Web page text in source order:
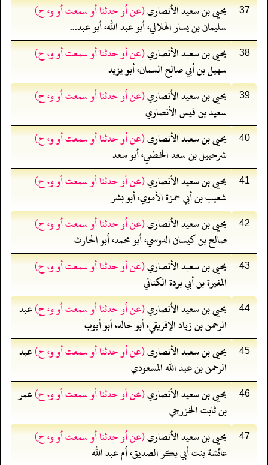
37 يحيى بن سعيد الأنصاري(عن أو حدثنا أو سمعت أو و، ح)
سليمان بن يسار الهلالي، أبو عبد الله، أبو عبد...
38 يحيى بن سعيد الأنصاري(عن أو حدثنا أو سمعت أو و، ح)
سهيل بن أبي صالح السمان، أبو يزيد
39 يحيى بن سعيد الأنصاري(عن أو حدثنا أو سمعت أو و، ح)
سعيد بن قيس الأنصاري
40 يحيى بن سعيد الأنصاري(عن أو حدثنا أو سمعت أو و، ح)
شرحبيل بن سعد الخطمي، أبو سعد
41 يحيى بن سعيد الأنصاري(عن أو حدثنا أو سمعت أو و، ح)
شعيب بن أبي حمزة الأموي، أبو بشر
42 يحيى بن سعيد الأنصاري(عن أو حدثنا أو سمعت أو و، ح)
صالح بن كيسان الدوسي، أبو محمد، أبو الحارث
43 يحيى بن سعيد الأنصاري(عن أو حدثنا أو سمعت أو و، ح)
المغيرة بن أبي بردة الكناني
44 يحيى بن سعيد الأنصاري(عن أو حدثنا أو سمعت أو و، ح)عبد
الرحمن بن زياد الإفريقي، أبو خالد، أبو أيوب
45 يحيى بن سعيد الأنصاري(عن أو حدثنا أو سمعت أو و، ح)عبد
الرحمن بن عبد الله المسعودي
46 يحيى بن سعيد الأنصاري(عن أو حدثنا أو سمعت أو و، ح)عمر
بن ثابت الخزرجي
47 يحيى بن سعيد الأنصاري(عن أو حدثنا أو سمعت أو و، ح)
عائشة بنت أبي بكر الصديق، أم عبد الله